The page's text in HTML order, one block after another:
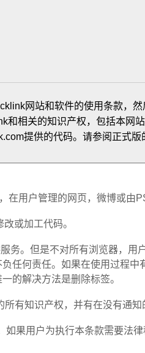
网站和软件的使用条款，然
和相关的知识产权，包括本网
提供的代码。请参阅正式版